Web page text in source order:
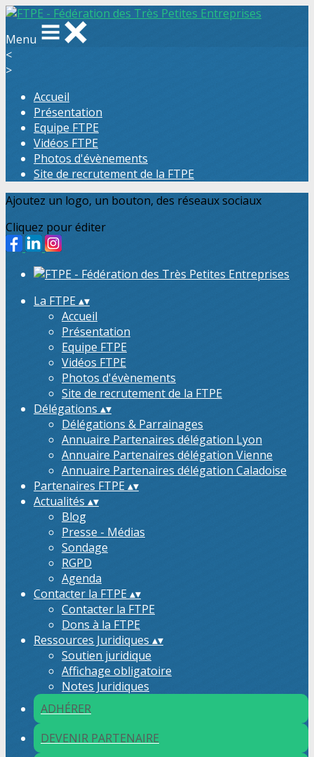
Menu
<
>
Accueil
Présentation
Equipe FTPE
Vidéos FTPE
Photos d'évènements
Site de recrutement de la FTPE
Ajoutez un logo, un bouton, des réseaux sociaux
Cliquez pour éditer
La FTPE▴▾
Accueil
Présentation
Equipe FTPE
Vidéos FTPE
Photos d'évènements
Site de recrutement de la FTPE
Délégations ▴▾
Délégations & Parrainages
Annuaire Partenaires délégation Lyon
Annuaire Partenaires délégation Vienne
Annuaire Partenaires délégation Caladoise
Partenaires FTPE▴▾
Actualités ▴▾
Blog
Presse - Médias
Sondage
RGPD
Agenda
Contacter la FTPE▴▾
Contacter la FTPE
Dons à la FTPE
Ressources Juridiques ▴▾
Soutien juridique
Affichage obligatoire
Notes Juridiques
ADHÉRER
DEVENIR PARTENAIRE